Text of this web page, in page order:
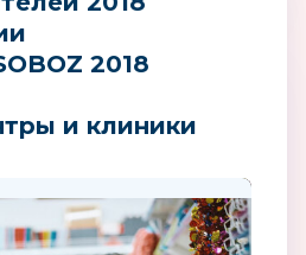
2018
и клиники